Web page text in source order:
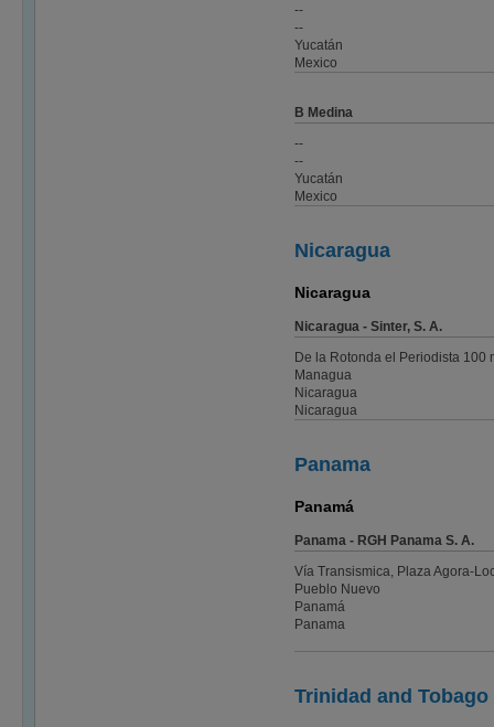
--
--
Yucatán
Mexico
B Medina
--
--
Yucatán
Mexico
Nicaragua
Nicaragua
Nicaragua - Sinter, S. A.
De la Rotonda el Periodista 100
Managua
Nicaragua
Nicaragua
Panama
Panamá
Panama - RGH Panama S. A.
Vía Transismica, Plaza Agora-
Pueblo Nuevo
Panamá
Panama
Trinidad and Tobago